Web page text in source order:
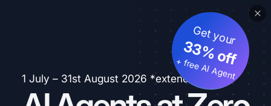
1 July – 31st August 2026 *extended
Get your
33% off
+ free AI Agent